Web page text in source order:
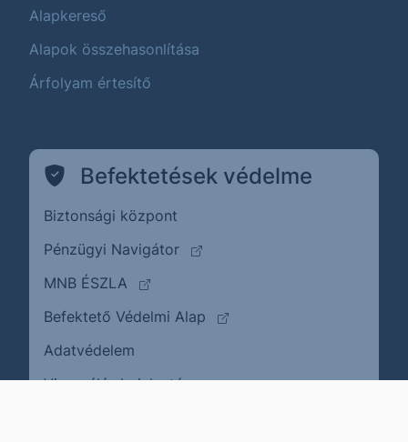
Alapkereső
Alapok összehasonlítása
Árfolyam értesítő
Befektetések védelme
Biztonsági központ
Pénzügyi Navigátor
(külső oldalra ugrik)
MNB ÉSZLA
(külső oldalra ugrik)
Befektető Védelmi Alap
(külső oldalra ugrik)
Adatvédelem
Visszaélés bejelentése(külső oldalra ugrik)